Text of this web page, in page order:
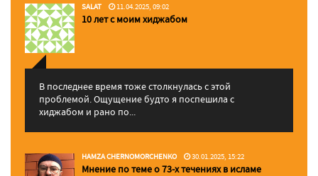
SALAT 11.04.2025, 09:02
10 лет с моим хиджабом
В последнее время тоже столкнулась с этой
проблемой. Ощущение будто я поспешила с
хиджабом и рано по...
HAMZA CHERNOMORCHENKO 30.01.2025, 15:22
Мнение по теме о 73-х течениях в исламе